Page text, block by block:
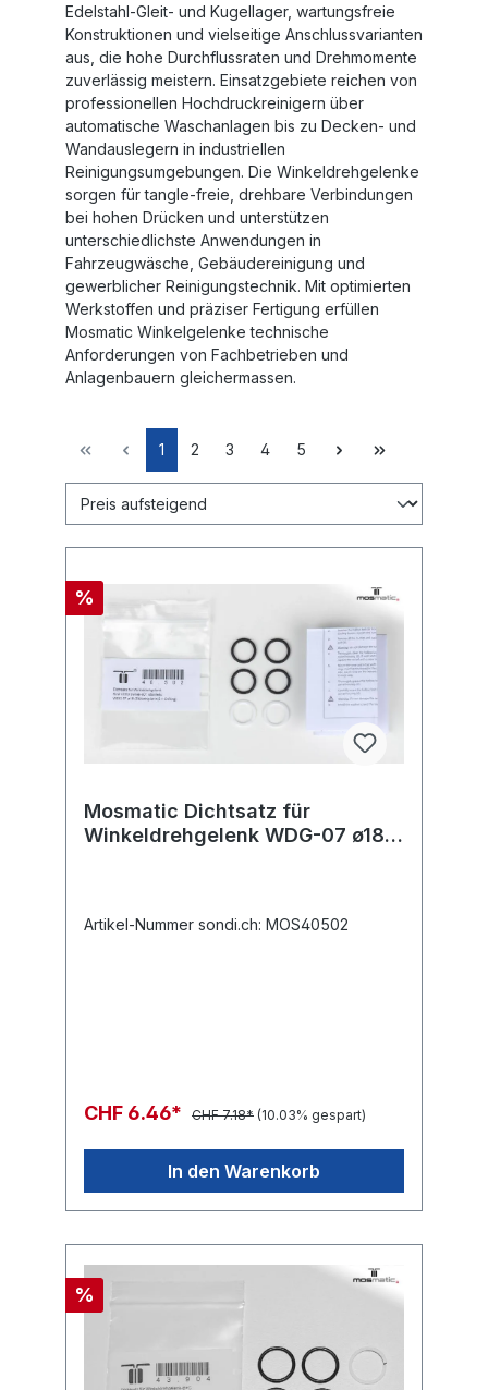
Edelstahl-Gleit- und Kugellager, wartungsfreie
Konstruktionen und vielseitige Anschlussvarianten
aus, die hohe Durchflussraten und Drehmomente
zuverlässig meistern. Einsatzgebiete reichen von
professionellen Hochdruckreinigern über
automatische Waschanlagen bis zu Decken- und
Wandauslegern in industriellen
Reinigungsumgebungen. Die Winkeldrehgelenke
sorgen für tangle-freie, drehbare Verbindungen
bei hohen Drücken und unterstützen
unterschiedlichste Anwendungen in
Fahrzeugwäsche, Gebäudereinigung und
gewerblicher Reinigungstechnik. Mit optimierten
Werkstoffen und präziser Fertigung erfüllen
Mosmatic Winkelgelenke technische
Anforderungen von Fachbetrieben und
Anlagenbauern gleichermassen.
1 2 3 4 5
%
Mosmatic Dichtsatz für
Winkeldrehgelenk WDG-07 ø18
Artikel-Nummer sondi.ch: MOS40502
CHF 6.46* CHF 7.18* (10.03% gespart)
In den Warenkorb
%